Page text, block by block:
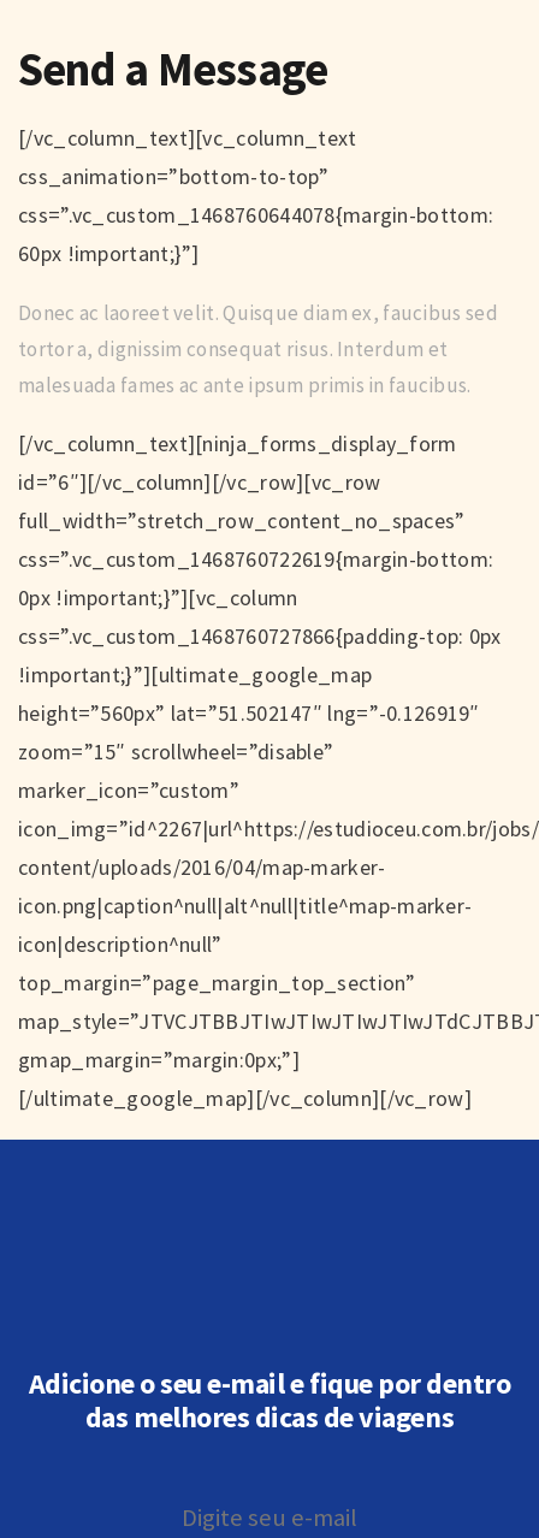
Send a Message
[/vc_column_text][vc_column_text
css_animation=”bottom-to-top”
css=”.vc_custom_1468760644078{margin-bottom:
60px !important;}”]
Donec ac laoreet velit. Quisque diam ex, faucibus sed
tortor a, dignissim consequat risus. Interdum et
malesuada fames ac ante ipsum primis in faucibus.
[/vc_column_text][ninja_forms_display_form id=”6″][/vc_column][/vc_row][vc_row full_width=”stretch_row_content_no_spaces” css=”.vc_custom_1468760722619{margin-bottom: 0px !important;}”][vc_column css=”.vc_custom_1468760727866{padding-top: 0px !important;}”][ultimate_google_map height=”560px” lat=”51.502147″ lng=”-0.126919″ zoom=”15″ scrollwheel=”disable” marker_icon=”custom” icon_img=”id^2267|url^https://estudioceu.com.br/jobs/pra/wp-content/uploads/2016/04/map-marker-icon.png|caption^null|alt^null|title^map-marker-icon|description^null” top_margin=”page_margin_top_section” map_style=”JTVCJTBBJTIwJTIwJTIwJTIwJTdCJTBBJTIwJTIwJTIwJTIwJTIwJTIwJTIwJTIwJTIyZmVhdHVyZVR5cGUlMjIlM0ElMjAlMjJ3YXRlciUyMiUyQyUwQSUyMCUyMCUyMCUyMCUyMCUyMCUyMCUyMCUyMmVsZW1lbnRUeXBlJTIyJTNBJTIwJTIyZ2VvbWV0cnklMjIlMkMlMEElMjAlMjAlMjAlMjAlMjAlMjAlMjAlMjAlMjJzdHlsZXJzJTIyJTNBJTIwJTVCJTBBJTIwJTIwJTIwJTIwJTIwJTIwJTIwJTIwJTIwJTIwJTIwJTIwJTdCJTBBJTIwJTIwJTIwJTIwJTIwJTIwJTIwJTIwJTIwJTIwJTIwJTIwJTIwJTIwJTIwJTIwJTIyY29sb3IlMjIlM0ElMjAlMjIlMjNlOWU5ZTklMjIlMEElMjAlMjAlMjAlMjAlMjAlMjAlMjAlMjAlMjAlMjAlMjAlMjAlN0QlMkMlMEElMjAlMjAlMjAlMjAlMjAlMjAlMjAlMjAlMjAlMjAlMjAlMjAlN0IlMEElMjAlMjAlMjAlMjAlMjAlMjAlMjAlMjAlMjAlMjAlMjAlMjAlMjAlMjAlMjAlMjAlMjJsaWdodG5lc3MlMjIlM0ElMjAxNyUwQSUyMCUyMCUyMCUyMCUyMCUyMCUyMCUyMCUyMCUyMCUyMCUyMCU3RCUwQSUyMCUyMCUyMCUyMCUyMCUyMCUyMCUyMCU1RCUwQSUyMCUyMCUyMCUyMCU3RCUyQyUwQSUyMCUyMCUyMCUyMCU3QiUwQSUyMCUyMCUyMCUyMCUyMCUyMCUyMCUyMCUyMmZlYXR1cmVUeXBlJTIyJTNBJTIwJTIybGFuZHNjYXBlJTIyJTJDJTBBJTIwJTIwJTIwJTIwJTIwJTIwJTIwJTIwJTIyZWxlbWVudFR5cGUlMjIlM0ElMjAlMjJnZW9tZXRyeSUyMiUyQyUwQSUyMCUyMCUyMCUyMCUyMCUyMCUyMCUyMCUyMnN0eWxlcnMlMjIlM0ElMjAlNUIlMEElMjAlMjAlMjAlMjAlMjAlMjAlMjAlMjAlMjAlMjAlMjAlMjAlN0IlMEElMjAlMjAlMjAlMjAlMjAlMjAlMjAlMjAlMjAlMjAlMjAlMjAlMjAlMjAlMjAlMjAlMjJjb2xvciUyMiUzQSUyMCUyMiUyM2Y1ZjVmNSUyMiUwQSUyMCUyMCUyMCUyMCUyMCUyMCUyMCUyMCUyMCUyMCUyMCUyMCU3RCUyQyUwQSUyMCUyMCUyMCUyMCUyMCUyMCUyMCUyMCUyMCUyMCUyMCUyMCU3QiUwQSUyMCUyMCUyMCUyMCUyMCUyMCUyMCUyMCUyMCUyMCUyMCUyMCUyMCUyMCUyMCUyMCUyMmxpZ2h0bmVzcyUyMiUzQSUyMDIwJTBBJTIwJTIwJTIwJTIwJTIwJTIwJTIwJTIwJTIwJTIwJTIwJTIwJTdEJTBBJTIwJTIwJTIwJTIwJTIwJTIwJTIwJTIwJTVEJTBBJTIwJTIwJTIwJTIwJTdEJTJDJTBBJTIwJTIwJTIwJTIwJTdCJTBBJTIwJTIwJTIwJTIwJTIwJTIwJTIwJTIwJTIyZmVhdHVyZVR5cGUlMjIlM0ElMjAlMjJyb2FkLmhpZ2h3YXklMjIlMkMlMEElMjAlMjAlMjAlMjAlMjAlMjAlMjAlMjAlMjJlbGVtZW50VHlwZSUyMiUzQSUyMCUyMmdlb21ldHJ5LmZpbGwlMjIlMkMlMEElMjAlMjAlMjAlMjAlMjAlMjAlMjAlMjAlMjJzdHlsZXJzJTIyJTNBJTIwJTVCJTBBJTIwJTIwJTIwJTIwJTIwJTIwJTIwJTIwJTIwJTIwJTIwJTIwJTdCJTBBJTIwJTIwJTIwJTIwJTIwJTIwJTIwJTIwJTIwJTIwJTIwJTIwJTIwJTIwJTIwJTIwJTIyY29sb3IlMjIlM0ElMjAlMjIlMjNmZmZmZmYlMjIlMEElMjAlMjAlMjAlMjAlMjAlMjAlMjAlMjAlMjAlMjAlMjAlMjAlN0QlMkMlMEElMjAlMjAlMjAlMjAlMjAlMjAlMjAlMjAlMjAlMjAlMjAlMjAlN0IlMEElMjAlMjAlMjAlMjAlMjAlMjAlMjAlMjAlMjAlMjAlMjAlMjAlMjAlMjAlMjAlMjAlMjJsaWdodG5lc3MlMjIlM0ElMjAxNyUwQSUyMCUyMCUyMCUyMCUyMCUyMCUyMCUyMCUyMCUyMCUyMCUyMCU3RCUwQSUyMCUyMCUyMCUyMCUyMCUyMCUyMCUyMCU1RCUwQSUyMCUyMCUyMCUyMCU3RCUyQyUwQSUyMCUyMCUyMCUyMCU3QiUwQSUyMCUyMCUyMCUyMCUyMCUyMCUyMCUyMCUyMmZlYXR1cmVUeXBlJTIyJTNBJTIwJTIycm9hZC5oaWdod2F5JTIyJTJDJTBBJTIwJTIwJTIwJTIwJTIwJTIwJTIwJTIwJTIyZWxlbWVudFR5cGUlMjIlM0ElMjAlMjJnZW9tZXRyeS5zdHJva2UlMjIlMkMlMEElMjAlMjAlMjAlMjAlMjAlMjAlMjAlMjAlMjJzdHlsZXJzJTIyJTNBJTIwJTVCJTBBJTIwJTIwJTIwJTIwJTIwJTIwJTIwJTIwJTIwJTIwJTIwJTIwJTdCJTBBJTIwJTIwJTIwJTIwJTIwJTIwJTIwJTIwJTIwJTIwJTIwJTIwJTIwJTIwJTIwJTIwJTIyY29sb3IlMjIlM0ElMjAlMjIlMjNmZmZmZmYlMjIlMEElMjAlMjAlMjAlMjAlMjAlMjAlMjAlMjAlMjAlMjAlMjAlMjAlN0QlMkMlMEElMjAlMjAlMjAlMjAlMjAlMjAlMjAlMjAlMjAlMjAlMjAlMjAlN0IlMEElMjAlMjAlMjAlMjAlMjAlMjAlMjAlMjAlMjAlMjAlMjAlMjAlMjAlMjAlMjAlMjAlMjJsaWdodG5lc3MlMjIlM0ElMjAyOSUwQSUyMCUyMCUyMCUyMCUyMCUyMCUyMCUyMCUyMCUyMCUyMCUyMCU3RCUyQyUwQSUyMCUyMCUyMCUyMCUyMCUyMCUyMCUyMCUyMCUyMCUyMCUyMCU3QiUwQSUyMCUyMCUyMCUyMCUyMCUyMCUyMCUyMCUyMCUyMCUyMCUyMCUyMCUyMCUyMCUyMCUyMndlaWdodCUyMiUzQSUyMDAuMiUwQSUyMCUyMCUyMCUyMCUyMCUyMCUyMCUyMCUyMCUyMCUyMCUyMCU3RCUwQSUyMCUyMCUyMCUyMCUyMCUyMCUyMCUyMCU1RCUwQSUyMCUyMCUyMCUyMCU3RCUyQyUwQSUyMCUyMCUyMCUyMCU3QiUwQSUyMCUyMCUyMCUyMCUyMCUyMCUyMCUyMCUyMmZlYXR1cmVUeXBlJTIyJTNBJTIwJTIycm9hZC5hcnRlcmlhbCUyMiUyQyUwQSUyMCUyMCUyMCUyMCUyMCUyMCUyMCUyMCUyMmVsZW1lbnRUeXBlJTIyJTNBJTIwJTIyZ2VvbWV0cnklMjIlMkMlMEElMjAlMjAlMjAlMjAlMjAlMjAlMjAlMjAlMjJzdHlsZXJzJTIyJTNBJTIwJTVCJTBBJTIwJTIwJTIwJTIwJTIwJTIwJTIwJTIwJTIwJTIwJTIwJTIwJTdCJTBBJTIwJTIwJTIwJTIwJTIwJTIwJTIwJTIwJTIwJTIwJTIwJTIwJTIwJTIwJTIwJTIwJTIyY29sb3IlMjIlM0ElMjAlMjIlMjNmZmZmZmYlMjIlMEElMjAlMjAlMjAlMjAlMjAlMjAlMjAlMjAlMjAlMjAlMjAlMjAlN0QlMkMlMEElMjAlMjAlMjAlMjAlMjAlMjAlMjAlMjAlMjAlMjAlMjAlMjAlN0IlMEElMjAlMjAlMjAlMjAlMjAlMjAlMjAlMjAlMjAlMjAlMjAlMjAlMjAlMjAlMjAlMjAlMjJsaWdodG5lc3MlMjIlM0ElMjAxOCUwQSUyMCUyMCUyMCUyMCUyMCUyMCUyMCUyMCUyMCUyMCUyMCUyMCU3RCUwQSUyMCUyMCUyMCUyMCUyMCUyMCUyMCUyMCU1RCUwQSUyMCUyMCUyMCUyMCU3RCUyQyUwQSUyMCUyMCUyMCUyMCU3QiUwQSUyMCUyMCUyMCUyMCUyMCUyMCUyMCUyMCUyMmZlYXR1cmVUeXBlJTIyJTNBJTIwJTIycm9hZC5sb2NhbCUyMiUyQyUwQSUyMCUyMCUyMCUyMCUyMCUyMCUyMCUyMCUyMmVsZW1lbnRUeXBlJTIyJTNBJTIwJTIyZ2VvbWV0cnklMjIlMkMlMEElMjAlMjAlMjAlMjAlMjAlMjAlMjAlMjAlMjJzdHlsZXJzJTIyJTNBJTIwJTVCJTBBJTIwJTIwJTIwJTIwJTIwJTIwJTIwJTIwJTIwJTIwJTIwJTIwJTdCJTBBJTIwJTIwJTIwJTIwJTIwJTIwJTIwJTIwJTIwJTIwJTIwJTIwJTIwJTIwJTIwJTIwJTIyY29sb3IlMjIlM0ElMjAlMjIlMjNmZmZmZmYlMjIlMEElMjAlMjAlMjAlMjAlMjAlMjAlMjAlMjAlMjAlMjAlMjAlMjAlN0QlMkMlMEElMjAlMjAlMjAlMjAlMjAlMjAlMjAlMjAlMjAlMjAlMjAlMjAlN0IlMEElMjAlMjAlMjAlMjAlMjAlMjAlMjAlMjAlMjAlMjAlMjAlMjAlMjAlMjAlMjAlMjAlMjJsaWdodG5lc3MlMjIlM0ElMjAxNiUwQSUyMCUyMCUyMCUyMCUyMCUyMCUyMCUyMCUyMCUyMCUyMCUyMCU3RCUwQSUyMCUyMCUyMCUyMCUyMCUyMCUyMCUyMCU1RCUwQSUyMCUyMCUyMCUyMCU3RCUyQyUwQSUyMCUyMCUyMCUyMCU3QiUwQSUyMCUyMCUyMCUyMCUyMCUyMCUyMCUyMCUyMmZlYXR1cmVUeXBlJTIyJTNBJTIwJTIycG9pJTIyJTJDJTBBJTIwJTIwJTIwJTIwJTIwJTIwJTIwJTIwJTIyZWxlbWVudFR5cGUlMjIlM0ElMjAlMjJnZW9tZXRyeSUyMiUyQyUwQSUyMCUyMCUyMCUyMCUyMCUyMCUyMCUyMCUyMnN0eWxlcnMlMjIlM0ElMjAlNUIlMEElMjAlMjAlMjAlMjAlMjAlMjAlMjAlMjAlMjAlMjAlMjAlMjAlN0IlMEElMjAlMjAlMjAlMjAlMjAlMjAlMjAlMjAlMjAlMjAlMjAlMjAlMjAlMjAlMjAlMjAlMjJjb2xvciUyMiUzQSUyMCUyMiUyM2Y1ZjVmNSUyMiUwQSUyMCUyMCUyMCUyMCUyMCUyMCUyMCUyMCUyMCUyMCUyMCUyMCU3RCUyQyUwQSUyMCUyMCUyMCUyMCUyMCUyMCUyMCUyMCUyMCUyMCUyMCUyMCU3QiUwQSUyMCUyMCUyMCUyMCUyMCUyMCUyMCUyMCUyMCUyMCUyMCUyMCUyMCUyMCUyMCUyMCUyMmxpZ2h0bmVzcyUyMiUzQSUyMDIxJTBBJTIwJTIwJTIwJTIwJTIwJTIwJTIwJTIwJTIwJTIwJTIwJTIwJTdEJTBBJTIwJTIwJTIwJTIwJTIwJTIwJTIwJTIwJTVEJTBBJTIwJTIwJTIwJTIwJTdEJTJDJTBBJTIwJTIwJTIwJTIwJTdCJTBBJTIwJTIwJTIwJTIwJTIwJTIwJTIwJTIwJTIyZmVhdHVyZVR5cGUlMjIlM0ElMjAlMjJwb2kucGFyayUyMiUyQyUwQSUyMCUyMCUyMCUyMCUyMCUyMCUyMCUyMCUyMmVsZW1lbnRUeXBlJTIyJTNBJTIwJTIyZ2VvbWV0cnklMjIlMkMlMEElMjAlMjAlMjAlMjAlMjAlMjAlMjAlMjAlMjJzdHlsZXJzJTIyJTNBJTIwJTVCJTBBJTIwJTIwJTIwJTIwJTIwJTIwJTIwJTIwJTIwJTIwJTIwJTIwJTdCJTBBJTIwJTIwJTIwJTIwJTIwJTIwJTIwJTIwJTIwJTIwJTIwJTIwJTIwJTIwJTIwJTIwJTIyY29sb3IlMjIlM0ElMjAlMjIlMjNkZWRlZGUlMjIlMEElMjAlMjAlMjAlMjAlMjAlMjAlMjAlMjAlMjAlMjAlMjAlMjAlN0QlMkMlMEElMjAlMjAlMjAlMjAlMjAlMjAlMjAlMjAlMjAlMjAlMjAlMjAlN0IlMEElMjAlMjAlMjAlMjAlMjAlMjAlMjAlMjAlMjAlMjAlMjAlMjAlMjAlMjAlMjAlMjAlMjJsaWdodG5lc3MlMjIlM0ElMjAyMSUwQSUyMCUyMCUyMCUyMCUyMCUyMCUyMCUyMCUyMCUyMCUyMCUyMCU3RCUwQSUyMCUyMCUyMCUyMCUyMCUyMCUyMCUyMCU1RCUwQSUyMCUyMCUyMCUyMCU3RCUyQyUwQSUyMCUyMCUyMCUyMCU3QiUwQSUyMCUyMCUyMCUyMCUyMCUyMCUyMCUyMCUyMmVsZW1lbnRUeXBlJTIyJTNBJTIwJTIybGFiZWxzLnRleHQuc3Ryb2tlJTIyJTJDJTBBJTIwJTIwJTIwJTIwJTIwJTIwJTIwJTIwJTIyc3R5bGVycyUyMiUzQSUyMCU1QiUwQSUyMCUyMCUyMCUyMCUyMCUyMCUyMCUyMCUyMCUyMCUyMCUyMCU3QiUwQSUyMCUyMCUyMCUyMCUyMCUyMCUyMCUyMCUyMCUyMCUyMCUyMCUyMCUyMCUyMCUyMCUyMnZpc2liaWxpdHklMjIlM0ElMjAlMjJvbiUyMiUwQSUyMCUyMCUyMCUyMCUyMCUyMCUyMCUyMCUyMCUyMCUyMCUyMCU3RCUyQyUwQSUyMCUyMCUyMCUyMCUyMCUyMCUyMCUyMCUyMCUyMCUyMCUyMCU3QiUwQSUyMCUyMCUyMCUyMCUyMCUyMCUyMCUyMCUyMCUyMCUyMCUyMCUyMCUyMCUyMCUyMCUyMmNvbG9yJTIyJTNBJTIwJTIyJTIzZmZmZmZmJTIyJTBBJTIwJTIwJTIwJTIwJTIwJTIwJTIwJTIwJTIwJTIwJTIwJTIwJTdEJTJDJTBBJTIwJTIwJTIwJTIwJTIwJTIwJTIwJTIwJTIwJTIwJTIwJTIwJTdCJTBBJTIwJTIwJTIwJTIwJTIwJTIwJTIwJTIwJTIwJTIwJTIwJTIwJTIwJTIwJTIwJTIwJTIybGlnaHRuZXNzJTIyJTNBJTIwMTYlMEElMjAlMjAlMjAlMjAlMjAlMjAlMjAlMjAlMjAlMjAlMjAlMjAlN0QlMEElMjAlMjAlMjAlMjAlMjAlMjAlMjAlMjAlNUQlMEElMjAlMjAlMjAlMjAlN0QlMkMlMEElMjAlMjAlMjAlMjAlN0IlMEElMjAlMjAlMjAlMjAlMjAlMjAlMjAlMjAlMjJlbGVtZW50VHlwZSUyMiUzQSUyMCUyMmxhYmVscy50ZXh0LmZpbGwlMjIlMkMlMEElMjAlMjAlMjAlMjAlMjAlMjAlMjAlMjAlMjJzdHlsZXJzJTIyJTNBJTIwJTVCJTBBJTIwJTIwJTIwJTIwJTIwJTIwJTIwJTIwJTIwJTIwJTIwJTIwJTdCJTBBJTIwJTIwJTIwJTIwJTIwJTIwJTIwJTIwJTIwJTIwJTIwJTIwJTIwJTIwJTIwJTIwJTIyc2F0dXJhdGlvbiUyMiUzQSUyMDM2JTBBJTIwJTIwJTIwJTIwJTIwJTIwJTIwJTIwJTIwJTIwJTIwJTIwJTdEJTJDJTBBJTIwJTIwJTIwJTIwJTIwJTIwJTIwJTIwJTIwJTIwJTIwJTIwJTdCJTBBJTIwJTIwJTIwJTIwJTIwJTIwJTIwJTIwJTIwJTIwJTIwJTIwJTIwJTIwJTIwJTIwJTIyY29sb3IlMjIlM0ElMjAlMjIlMjMzMzMzMzMlMjIlMEElMjAlMjAlMjAlMjAlMjAlMjAlMjAlMjAlMjAlMjAlMjAlMjAlN0QlMkMlMEElMjAlMjAlMjAlMjAlMjAlMjAlMjAlMjAlMjAlMjAlMjAlMjAlN0IlMEElMjAlMjAlMjAlMjAlMjAlMjAlMjAlMjAlMjAlMjAlMjAlMjAlMjAlMjAlMjAlMjAlMjJsaWdodG5lc3MlMjIlM0ElMjA0MCUwQSUyMCUyMCUyMCUyMCUyMCUyMCUyMCUyMCUyMCUyMCUyMCUyMCU3RCUwQSUyMCUyMCUyMCUyMCUyMCUyMCUyMCUyMCU1RCUwQSUyMCUyMCUyMCUyMCU3RCUyQyUwQSUyMCUyMCUyMCUyMCU3QiUwQSUyMCUyMCUyMCUyMCUyMCUyMCUyMCUyMCUyMmVsZW1lbnRUeXBlJTIyJTNBJTIwJTIybGFiZWxzLmljb24lMjIlMkMlMEElMjAlMjAlMjAlMjAlMjAlMjAlMjAlMjAlMjJzdHlsZXJzJTIyJTNBJTIwJTVCJTBBJTIwJTIwJTIwJTIwJTIwJTIwJTIwJTIwJTIwJTIwJTIwJTIwJTdCJTBBJTIwJTIwJTIwJTIwJTIwJTIwJTIwJTIwJTIwJTIwJTIwJTIwJTIwJTIwJTIwJTIwJTIydmlzaWJpbGl0eSUyMiUzQSUyMCUyMm9mZiUyMiUwQSUyMCUyMCUyMCUyMCUyMCUyMCUyMCUyMCUyMCUyMCUyMCUyMCU3RCUwQSUyMCUyMCUyMCUyMCUyMCUyMCUyMCUyMCU1RCUwQSUyMCUyMCUyMCUyMCU3RCUyQyUwQSUyMCUyMCUyMCUyMCU3QiUwQSUyMCUyMCUyMCUyMCUyMCUyMCUyMCUyMCUyMmZlYXR1cmVUeXBlJTIyJTNBJTIwJTIydHJhbnNpdCUyMiUyQyUwQSUyMCUyMCUyMCUyMCUyMCUyMCUyMCUyMCUyMmVsZW1lbnRUeXBlJTIyJTNBJTIwJTIyZ2VvbWV0cnklMjIlMkMlMEElMjAlMjAlMjAlMjAlMjAlMjAlMjAlMjAlMjJzdHlsZXJzJTIyJTNBJTIwJTVCJTBBJTIwJTIwJTIwJTIwJTIwJTIwJTIwJTIwJTIwJTIwJTIwJTIwJTdCJTBBJTIwJTIwJTIwJTIwJTIwJTIwJTIwJTIwJTIwJTIwJTIwJTIwJTIwJTIwJTIwJTIwJTIyY29sb3IlMjIlM0ElMjAlMjIlMjNmMmYyZjIlMjIlMEElMjAlMjAlMjAlMjAlMjAlMjAlMjAlMjAlMjAlMjAlMjAlMjAlN0QlMkMlMEElMjAlMjAlMjAlMjAlMjAlMjAlMjAlMjAlMjAlMjAlMjAlMjAlN0IlMEElMjAlMjAlMjAlMjAlMjAlMjAlMjAlMjAlMjAlMjAlMjAlMjAlMjAlMjAlMjAlMjAlMjJsaWdodG5lc3MlMjIlM0ElMjAxOSUwQSUyMCUyMCUyMCUyMCUyMCUy
Adicione o seu e-mail e fique por dentro
das melhores dicas de viagens